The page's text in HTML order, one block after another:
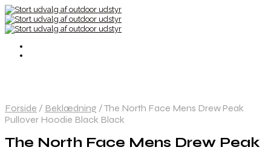
Forside / Beklædning /The North Face Mens Drew Peak
Pullover Hoodie Black Black
The North Face Mens Drew Peak